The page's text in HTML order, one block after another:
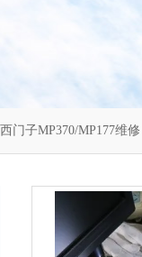
西门子MP370/MP177维修